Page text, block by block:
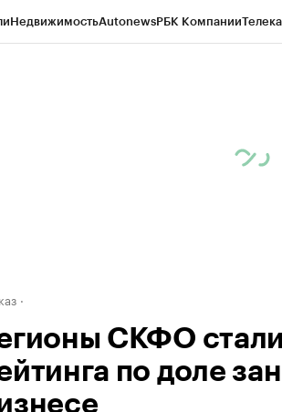
НедвижимостьAutonewsРБК Компании
СКФО
по доле